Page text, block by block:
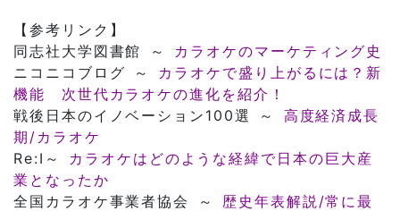
【参考リンク】
同志社大学図書館 ～ カラオケのマーケティング史
ニコニコブログ ～ カラオケで盛り上がるには？新
機能 次世代カラオケの進化を紹介！
戦後日本のイノベーション100選 ～ 高度経済成長
期/カラオケ
Re:I～ カラオケはどのような経緯で日本の巨大産
業となったか
全国カラオケ事業者協会 ～ 歴史年表解説/常に最